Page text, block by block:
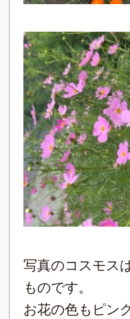
写真のコスモス
ものです。
お花の色もピン